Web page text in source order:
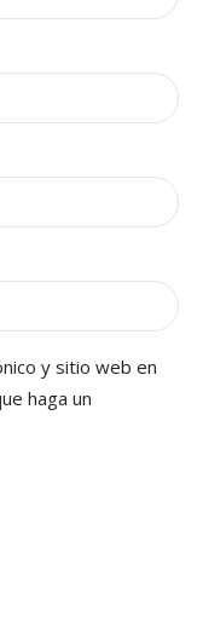
y sitio web en
haga un